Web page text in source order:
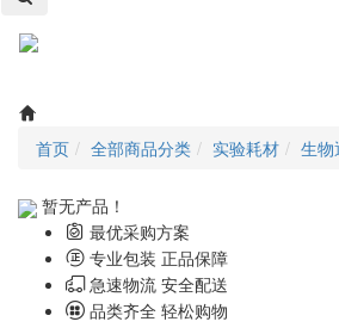
首页 全部商品分类 实验耗材 生物
暂无产品！
最优采购方案
专业包装 正品保障
急速物流 安全配送
品类齐全 轻松购物